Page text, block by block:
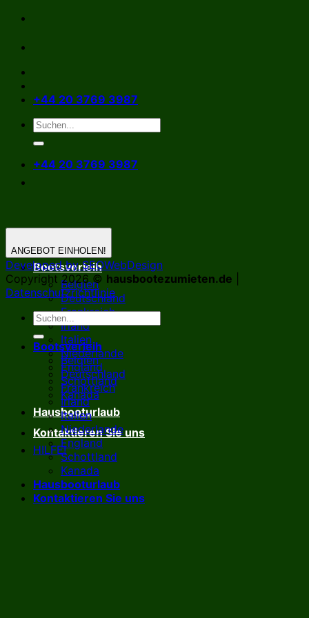
Zum
springen
+44 20 3769 3987
+44 20 3769 3987
Bootsverleih
Belgien
Deutschland
Frankreich
Irland
Italien
Niederlande
England
Schottland
Kanada
Hausbooturlaub
Kontaktieren Sie uns
HILFE!
ANGEBOT EINHOLEN!
Developed by SEOWebDesign
Copyright 2026 © hausbootezumieten.de
Datenschutzrichtlinie
Bootsverleih
Belgien
Deutschland
Frankreich
Irland
Italien
Niederlande
England
Schottland
Kanada
Hausbooturlaub
Kontaktieren Sie uns